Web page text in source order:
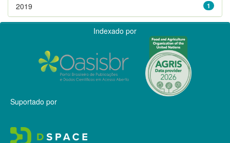
1
2019
Indexado por
Suportado por